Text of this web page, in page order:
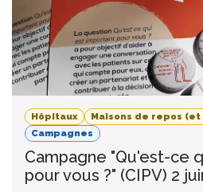
Hôpitaux
Maisons de repos (et
Campagnes
Campagne "Qu'est-ce
pour vous ?" (CIPV) 2